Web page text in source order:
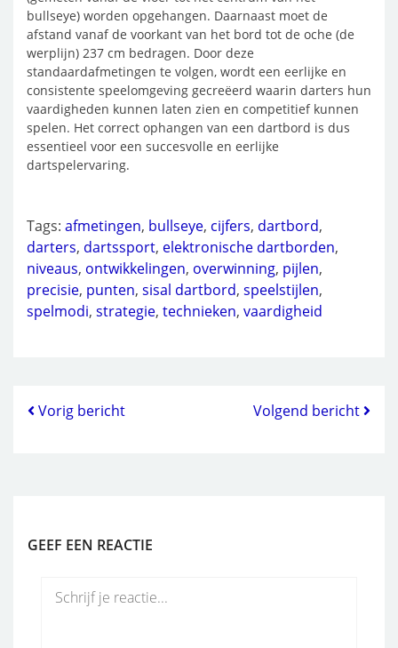
bullseye) worden opgehangen. Daarnaast moet de
afstand vanaf de voorkant van het bord tot de oche (de
werplijn) 237 cm bedragen. Door deze
standaardafmetingen te volgen, wordt een eerlijke en
consistente speelomgeving gecreëerd waarin darters hun
vaardigheden kunnen laten zien en competitief kunnen
spelen. Het correct ophangen van een dartbord is dus
essentieel voor een succesvolle en eerlijke
dartspelervaring.
Tags: afmetingen, bullseye, cijfers, dartbord,
darters, dartssport, elektronische dartborden,
niveaus, ontwikkelingen, overwinning, pijlen,
precisie, punten, sisal dartbord, speelstijlen,
spelmodi, strategie, technieken, vaardigheid
Vorig bericht Volgend bericht
GEEF EEN REACTIE